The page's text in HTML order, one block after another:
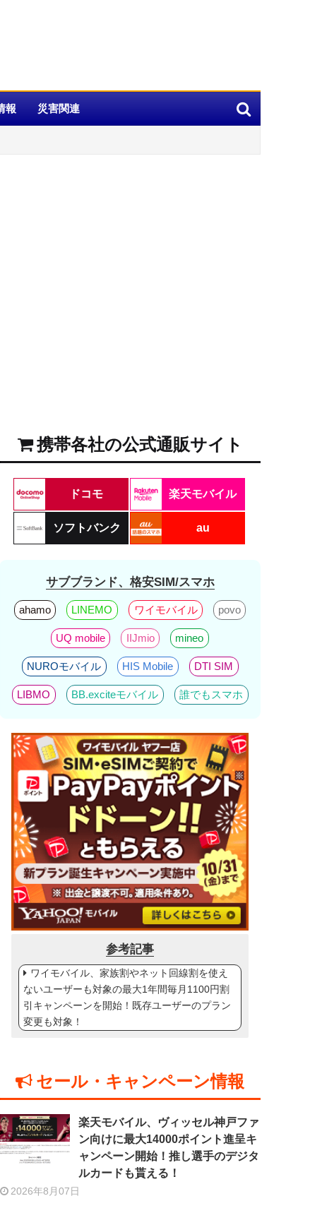
報 災害関連
携帯各社の公式通販サイト
ドコモ 楽天モバイル
ソフトバンク au
サブブランド、格安SIM/スマホ
ahamo LINEMO ワイモバイル povo
UQ mobile IIJmio mineo
NUROモバイル HIS Mobile DTI SIM
LIBMO BB.exciteモバイル 誰でもスマホ
参考記事
ワイモバイル、家族割やネット回線割を使え
ないユーザーも対象の最大1年間毎月1100円割
引キャンペーンを開始！既存ユーザーのプラン
変更も対象！
セール・キャンペーン情報
楽天モバイル、ヴィッセル神戸ファ
ン向けに最大14000ポイント進呈キ
ャンペーン開始！推し選手のデジタ
ルカードも貰える！
2026年8月07日